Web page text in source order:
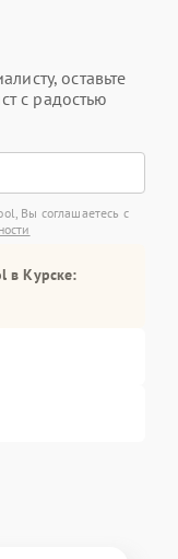
оставьте
с радостью
Вы соглашаетесь с
в Курске: